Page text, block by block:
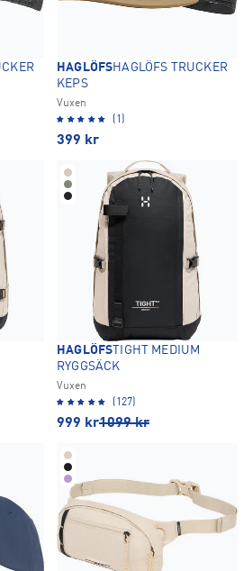
HAGLÖFSHAGLÖFS TRUCKER
KEPS
Vuxen
(1)
399 kr
HAGLÖFS TIGHT MEDIUM
RYGGSÄCK
Vuxen
(127)
999 kr1099 kr